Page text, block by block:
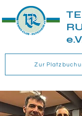
Zur